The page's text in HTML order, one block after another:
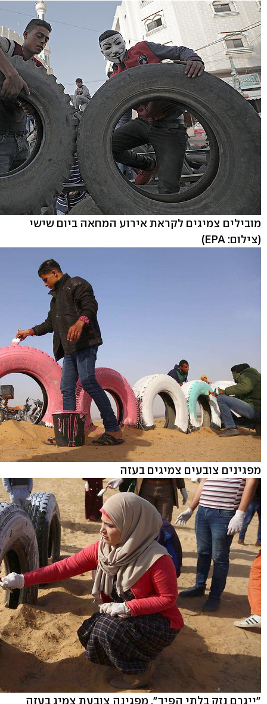
מובילים צמיגים לקראת אירוע המחאה ביום שישי
(צילום: EPA)
מפגינים צובעים צמיגים בעזה
"ייגרם נזק בלתי הפיך". מפגינה צובעת צמיג בעזה